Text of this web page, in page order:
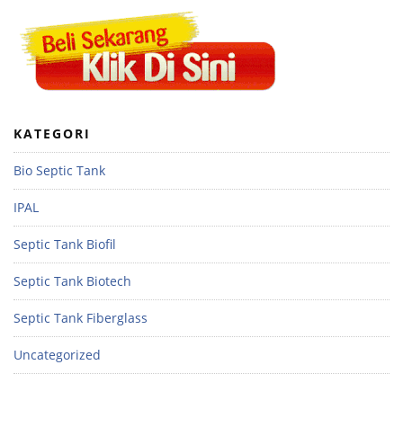
KATEGORI
Bio Septic Tank
IPAL
Septic Tank Biofil
Septic Tank Biotech
Septic Tank Fiberglass
Uncategorized